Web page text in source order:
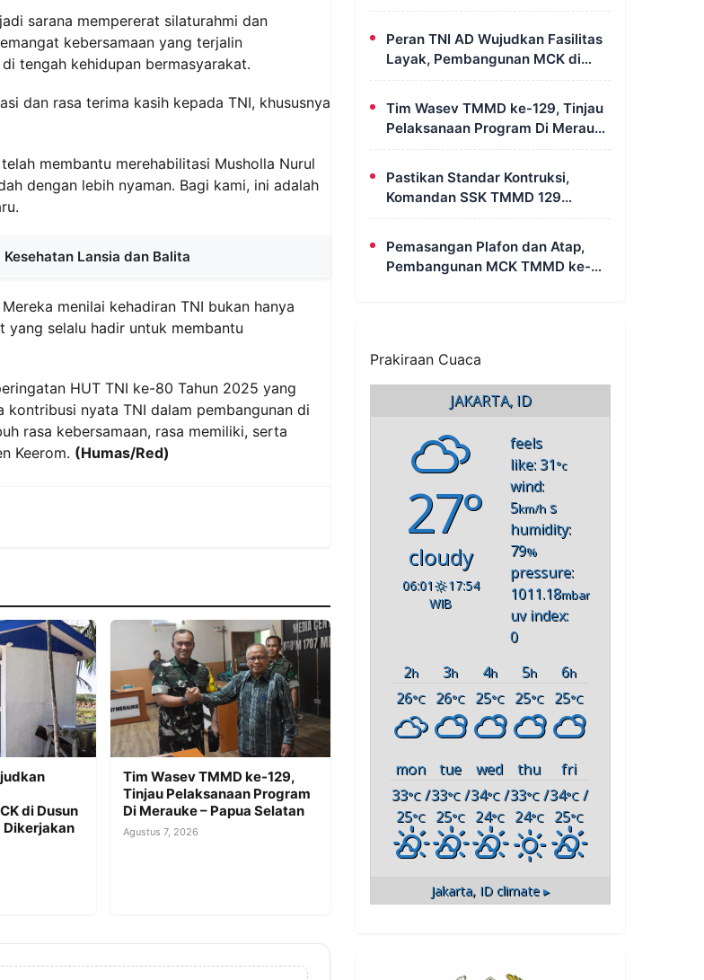
sarana mempererat silaturahmi dan
kebersamaan yang terjalin
tengah kehidupan bermasyarakat.
dan rasa terima kasih kepada TNI, khususnya
membantu merehabilitasi Musholla Nurul
dengan lebih nyaman. Bagi kami, ini adalah
Lansia dan Balita
menilai kehadiran TNI bukan hanya
yang selalu hadir untuk membantu
HUT TNI ke-80 Tahun 2025 yang
nyata TNI dalam pembangunan di
rasa kebersamaan, rasa memiliki, serta
Keerom. (Humas/Red)
di Dusun
Dikerjakan
Tim Wasev TMMD ke-129,
Tinjau Pelaksanaan Program
Di Merauke – Papua Selatan
Agustus 7, 2026
FERADI Yoshua Rivaldo Bahas
Geopolitik dan Supremasi Hukum
Peran TNI AD Wujudkan Fasilitas
Layak, Pembangunan MCK di
Dusun Serapu Rampung
Dikerjakan
Tim Wasev TMMD ke-129, Tinjau
Pelaksanaan Program Di Merauke
– Papua Selatan
Pastikan Standar Kontruksi,
Komandan SSK TMMD 129
Intensif Awasi Pembangunan
Pemasangan Plafon dan Atap,
Pembangunan MCK TMMD ke-
Prakiraan Cuaca
JAKARTA, ID
27°
cloudy
06:01
17:54
WIB
feels
like: 31°c
wind:
5km/h s
humidity:
79%
pressure:
1011.18mbar
uv index:
0
2h 3h 4h 5h 6h
26°C 26°C 25°C 25°C 25°C
mon tue wed thu
fri
33°C/
25°C
33°C/
25°C
34°C/
24°C
33°C/
24°C
34°C /
25°C
Jakarta, ID climate ▸